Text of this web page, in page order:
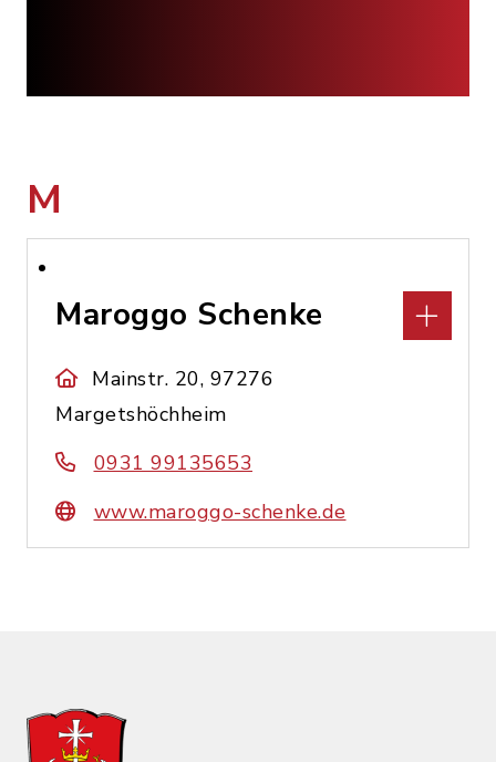
M
Maroggo Schenke
Mainstr. 20, 97276
Margetshöchheim
0931 99135653
www.maroggo-schenke.de